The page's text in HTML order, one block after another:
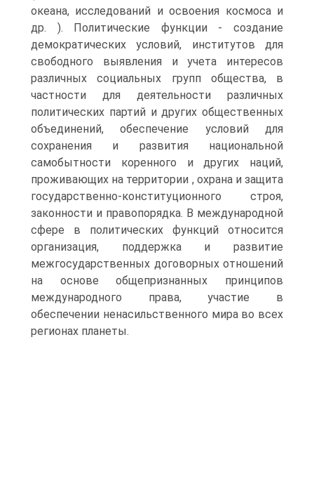
океана, исследований и освоения космоса и
др. ). Политические функции - создание
демократических условий, институтов для
свободного выявления и учета интересов
различных социальных групп общества, в
частности для деятельности различных
политических партий и других общественных
объединений, обеспечение условий для
сохранения и развития национальной
самобытности коренного и других наций,
проживающих на территории , охрана и защита
государственно-конституционного строя,
законности и правопорядка. В международной
сфере в политических функций относится
организация, поддержка и развитие
межгосударственных договорных отношений
на основе общепризнанных принципов
международного права, участие в
обеспечении ненасильственного мира во всех
регионах планеты.